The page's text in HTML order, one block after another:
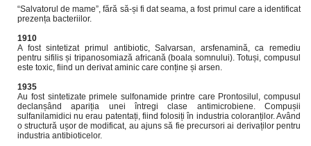
“Salvatorul de mame”, fără să-și fi dat seama, a fost primul care a identificat
prezența bacteriilor.
1910
A fost sintetizat primul antibiotic, Salvarsan, arsfenamină, ca remediu
pentru sifilis și tripanosomiază africană (boala somnului). Totuși, compusul
este toxic, fiind un derivat aminic care conține și arsen.
1935
Au fost sintetizate primele sulfonamide printre care Prontosilul, compusul
declanșând apariția unei întregi clase antimicrobiene. Compușii
sulfanilamidici nu erau patentați, fiind folosiți în industria coloranților. Având
o structură ușor de modificat, au ajuns să fie precursori ai derivaților pentru
industria antibioticelor.